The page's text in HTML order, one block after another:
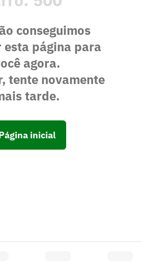
conseguimos
esta página para
agora.
tente novamente
tarde.
inicial